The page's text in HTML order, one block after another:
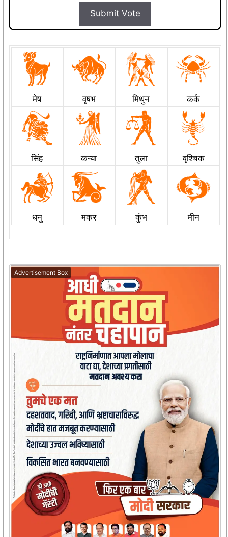
Submit Vote
मेष वृषभ मिथुन कर्क
सिंह कन्या तुला वृश्चिक
धनु मकर कुंभ मीन
Advertisement Box